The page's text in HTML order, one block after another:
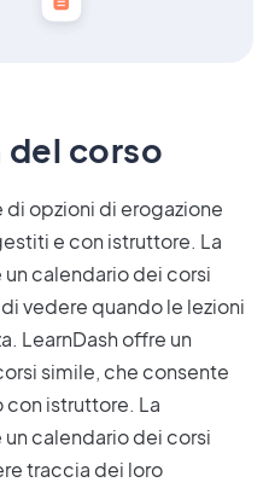
del corso
di opzioni di erogazione
e con istruttore. La
calendario dei corsi
vedere quando le lezioni
LearnDash offre un
simile, che consente
istruttore. La
calendario dei corsi
traccia dei loro